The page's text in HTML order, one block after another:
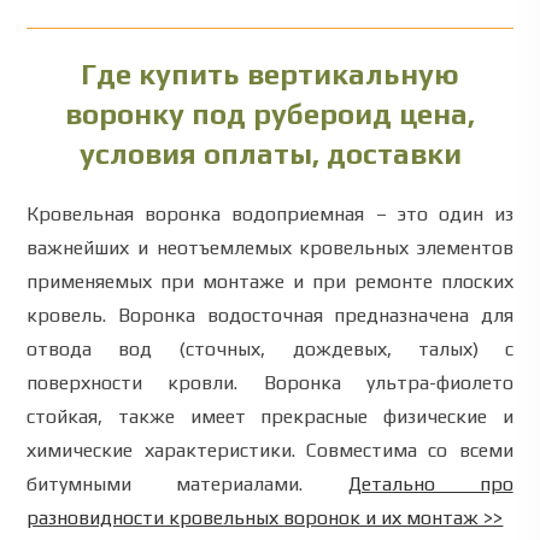
Где купить вертикальную
воронку под рубероид цена,
условия оплаты, доставки
Кровельная воронка водоприемная – это один из
важнейших и неотъемлемых кровельных элементов
применяемых при монтаже и при ремонте плоских
кровель. Воронка водосточная предназначена для
отвода вод (сточных, дождевых, талых) с
поверхности кровли. Воронка ультра-фиолето
стойкая, также имеет прекрасные физические и
химические характеристики. Совместима со всеми
битумными материалами.
Детально про
разновидности кровельных воронок и их монтаж >>